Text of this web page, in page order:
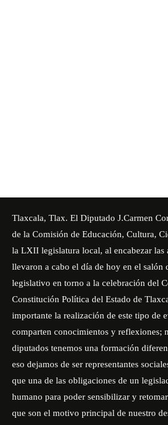
Tlaxcala, Tlax. El Diputado J.Carmen
de la Comisión de Educación, Cultura,
la LXII legislatura local, al encabezar las
llevaron a cabo el día de hoy en el salón
legislativo en torno a la celebración del
Constitución Política del Estado de
importante la realización de este tipo de
comparten conocimientos y reflexiones;
diputados tenemos una formación
eso dejamos de ser representantes
que una de las obligaciones de un
humano para poder sensibilizar y
que son el motivo principal de nuestro